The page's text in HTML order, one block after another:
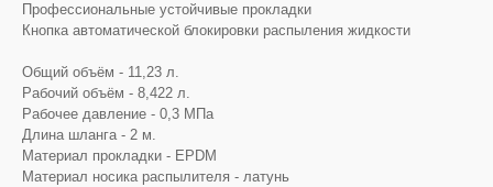
Профессиональные устойчивые прокладки
Кнопка автоматической блокировки распыления жидкости
Общий объём - 11,23 л.
Рабочий объём - 8,422 л.
Рабочее давление - 0,3 МПа
Длина шланга - 2 м.
Материал прокладки - EPDM
Материал носика распылителя - латунь